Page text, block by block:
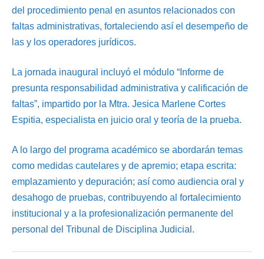
del procedimiento penal en asuntos relacionados con
faltas administrativas, fortaleciendo así el desempeño de
las y los operadores jurídicos.
La jornada inaugural incluyó el módulo “Informe de
presunta responsabilidad administrativa y calificación de
faltas”, impartido por la Mtra. Jesica Marlene Cortes
Espitia, especialista en juicio oral y teoría de la prueba.
A lo largo del programa académico se abordarán temas
como medidas cautelares y de apremio; etapa escrita:
emplazamiento y depuración; así como audiencia oral y
desahogo de pruebas, contribuyendo al fortalecimiento
institucional y a la profesionalización permanente del
personal del Tribunal de Disciplina Judicial.